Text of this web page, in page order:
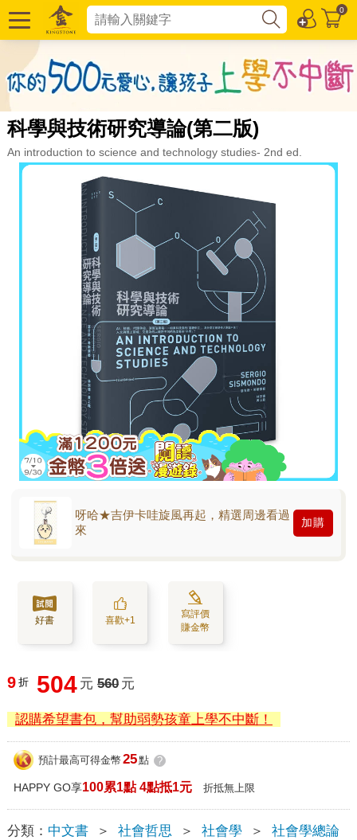
0
科學與技術研究導論(第二版)
An introduction to science and technology studies- 2nd ed.
呀哈★吉伊卡哇旋風再起，精選周邊看過
來
加購
好書 喜歡+1
寫評價
賺金幣
9 折 504 元 560 元
認購希望書包，幫助弱勢孩童上學不中斷！
預計最高可得金幣 25點 ?
HAPPY GO享100累1點 4點抵1元 折抵無上限
分類： 中文書 ＞ 社會哲思 ＞ 社會學 ＞ 社會學總論